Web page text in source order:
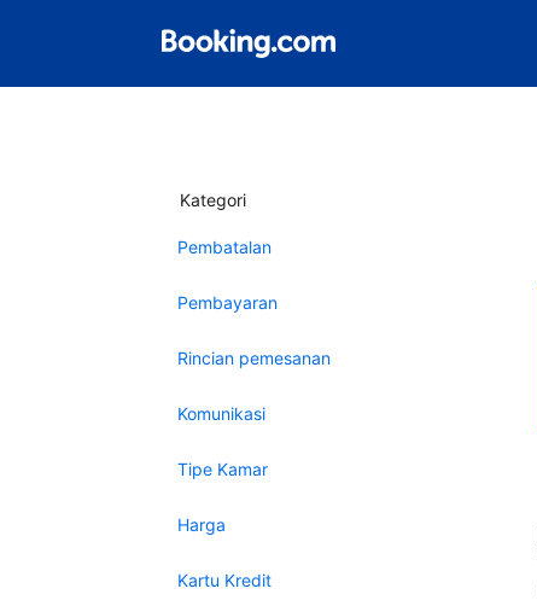
Kategori
Pembatalan
Pembayaran
Rincian pemesanan
Komunikasi
Tipe Kamar
Harga
Kartu Kredit